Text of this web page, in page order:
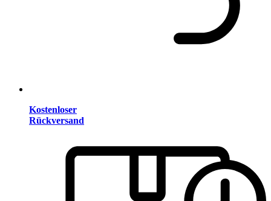
Kostenloser
Rückversand